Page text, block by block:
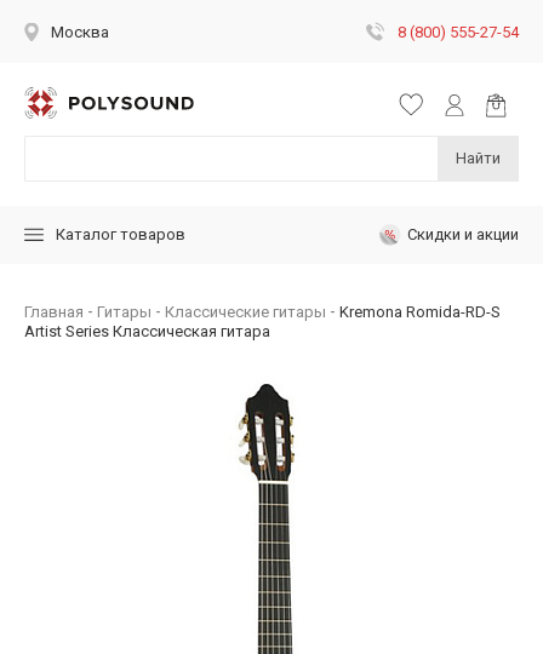
Москва 8 (800) 555-27-54
Найти
Каталог товаров Скидки и акции
Главная Гитары Классические гитары
Kremona Romida-RD-S
Artist Series Классическая гитара